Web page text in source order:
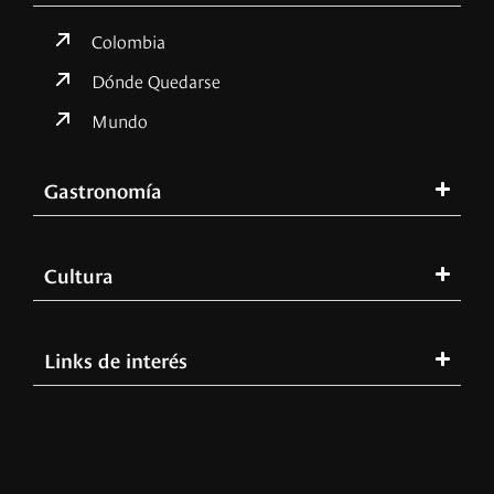
Colombia
Dónde Quedarse
Mundo
Gastronomía
Cultura
Links de interés